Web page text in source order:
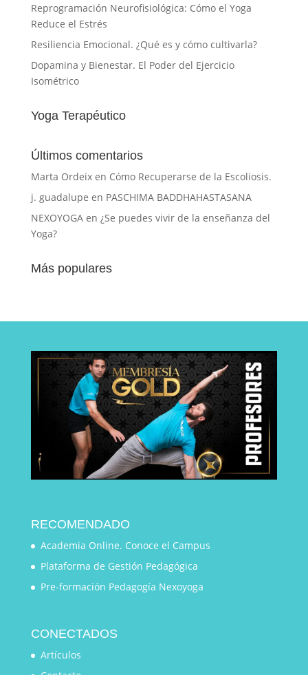
Reprogramación Neurofisiológica: Cómo el Yoga
Reduce el Estrés
Resiliencia Emocional. ¿Qué es y cómo cultivarla?
Dopamina y Bienestar. El Poder del Ejercicio
Isométrico
Yoga Terapéutico
Últimos comentarios
Marta Ordeixen Cómo Recuperarse de la Escoliosis.
j. guadalupe en PASCHIMA BADDHAHASTASANA
NEXOYOGAen ¿Se puedes vivir de la enseñanza del
Yoga?
Más populares
RECOMENDADO
Academia Online. Conoce el Campus
Plataforma de Gestión Pedagógica
Pre-formación Pedagogía Nexoyoga
CONECTADOS
Artículos